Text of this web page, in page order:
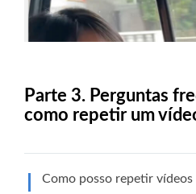
Parte 3. Perguntas
como repetir um
Como posso repetir vídeos